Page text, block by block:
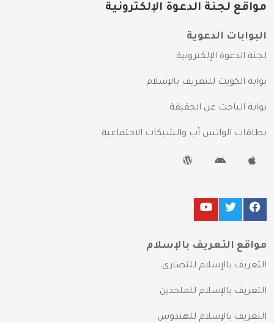
مواقع لجنة الدعوة الإلكترونية
البوابات الدعوية
لجنة الدعوة الإلكترونية
بوابة الكويت للتعريف بالإسلام
بوابة الباحث عن الحقيقة
بطاقات الواتس آب والشبكات الاجتماعية
مواقع التعريف بالإسلام
التعريف بالإسلام للنصارى
التعريف بالإسلام للملحدين
التعريف بالإسلام للهندوس